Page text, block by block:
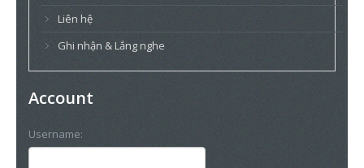
Liên hệ
Ghi nhận & Lắng nghe
Account
Username: